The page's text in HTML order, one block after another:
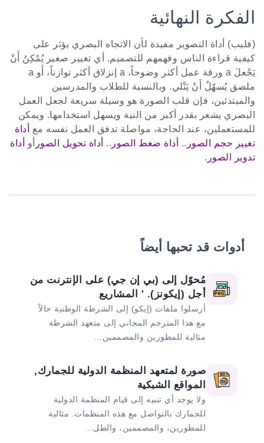
الفكرة النهائية
(فليب) أداة التصوير مفيدة لأن الاتجاه البصري يؤثر على
كيفية قراءة الناس وفهمهم للتصميم. أي تغيير صغير يُمْكِنُ أَنْ
يَجْعلَ a ورقة عمل أكثر وضوحاً، a إنزلاق أكثر توازناً، أَو a
ملصق يُسهّلُ أَنْ يَتْلي. وبالنسبة للطلاب والمدرسين
والمبتدئين، فإن قلب الصورة هو وسيلة سريعة لجعل العمل
البصري يشعر بقدر أكبر من النية ويسهل استخدامها. ويمكن
للمستعملين، عند الحاجة، مواصلة تدفق العمل نفسه مع
أداة
تغيير حجم الصور .. أداة ضغط الصور .. أداة تحويل الصور أو
أداة
تدوير الصور .
أدوات قد تحبها أيضاً
مُحوّل إلى (بي إن جي) على الإنترنت من
أجل (إيكونز). ' المشاريع
أرسلوا ملفات (إيكو) إلى الشرطة الوطنية حالاً
مع هذا المترجم المجاني إلى متعهد الشرطة
مثالية للمطورين والمصممين...
صورة لمتعهد المنظمة الدولية للجمارك,
المواقع الشبكية
ولا يوجد أي تنبيه إلى قيام المنظمة الدولية
للجمارك بالتواصل مع هذه المنظمات. مثالية
للمطورين، والمصممين، والطل...